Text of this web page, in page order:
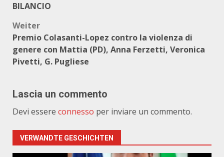
BILANCIO
Weiter
Premio Colasanti-Lopez contro la violenza di
genere con Mattia (PD), Anna Ferzetti, Veronica
Pivetti, G. Pugliese
Lascia un commento
Devi essere connesso per inviare un commento.
VERWANDTE GESCHICHTEN